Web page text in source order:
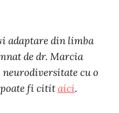
adaptare din limba
de dr. Marcia
cu o
poate fi cititaici.